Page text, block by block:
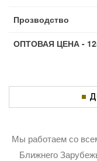
Прозводство
ОПТОВАЯ ЦЕНА -
Мы работаем со
Ближнего